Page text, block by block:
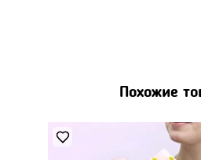
Похожие